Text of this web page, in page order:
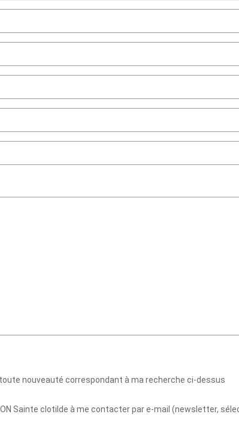
nouveauté correspondant à ma recherche ci-dessus
Sainte clotilde à me contacter par e-mail (newsletter,